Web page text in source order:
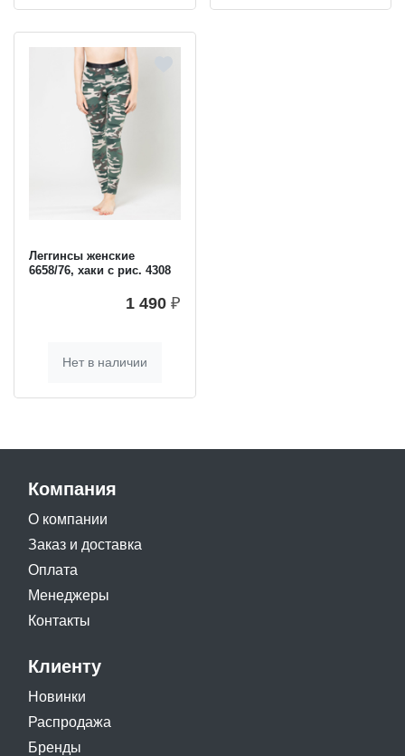
Леггинсы женские
6658/76, хаки с рис. 4308
1 490 ₽
Нет в наличии
Компания
О компании
Заказ и доставка
Оплата
Менеджеры
Контакты
Клиенту
Новинки
Распродажа
Бренды